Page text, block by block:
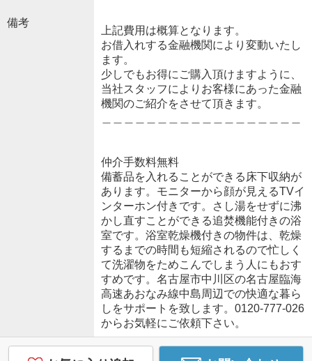
備考
上記費用は概算となります。
お借入れする金融機関により変動いたし
ます。
少しでもお得にご購入頂けますように、
当社スタッフによりお客様にあった金融
機関のご紹介をさせて頂きます。
仲介手数料無料
備蓄品を入れることができる床下収納が
あります。モニターから顔が見えるTVイ
ンターホン付きです。さし湯をせずに沸
かし直すことができる追焚機能付きの浴
室です。浴室乾燥機付きの物件は、乾燥
するまでの時間も短縮されるので忙しく
て洗濯物をためこんでしまう人にもおす
すめです。名古屋市中川区の名古屋臨海
高速あおなみ線中島周辺での快適な暮ら
しをサポートを致します。0120-777-026
からお気軽にご依頼下さい。